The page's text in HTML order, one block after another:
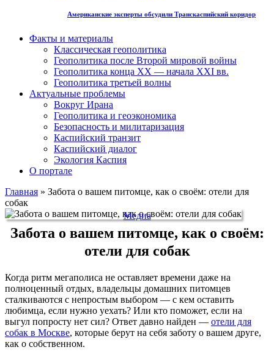
Американские эксперты обсудили Транскаспийский коридор
Факты и материалы
Классическая геополитика
Геополитика после Второй мировой войны
Геополитика конца XX — начала XXI вв.
Геополитика третьей волны
Актуальные проблемы
Вокруг Ирана
Геополитика и геоэкономика
Безопасность и милитаризация
Каспийский транзит
Каспийский диалог
Экология Каспия
О портале
Главная » Забота о вашем питомце, как о своём: отели для
собак
Медиа
Забота о вашем питомце, как о своём:
отели для собак
Когда ритм мегаполиса не оставляет времени даже на
полноценный отдых, владельцы домашних питомцев
сталкиваются с непростым выбором — с кем оставить
любимца, если нужно уехать? Или кто поможет, если на
выгул попросту нет сил? Ответ давно найден — отели для
собак в Москве, которые берут на себя заботу о вашем друге,
как о собственном.